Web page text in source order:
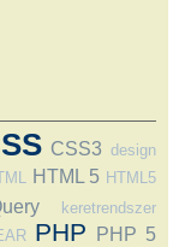
CSS3 design
HTML 5 HTML5
keretrendszer
PHP PHP 5